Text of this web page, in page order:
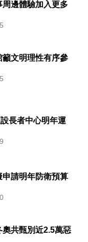
邊體驗加入更多
文明理性有序參
長者中心明年運
請明年防衛預算
奧共甄別近2.5萬惡